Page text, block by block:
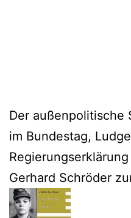
Der außenpolitische
im Bundestag,
Gerhard Schröder